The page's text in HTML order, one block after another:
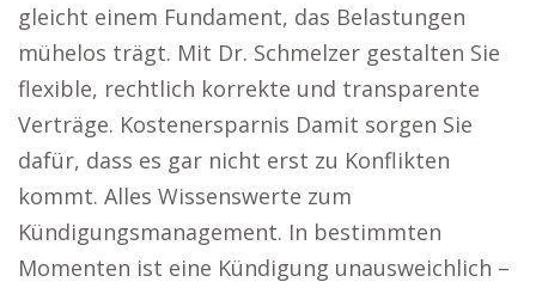
gleicht einem Fundament, das Belastungen
mühelos trägt. Mit Dr. Schmelzer gestalten Sie
flexible, rechtlich korrekte und transparente
Verträge. Kostenersparnis Damit sorgen Sie
dafür, dass es gar nicht erst zu Konflikten
kommt. Alles Wissenswerte zum
Kündigungsmanagement. In bestimmten
Momenten ist eine Kündigung unausweichlich –